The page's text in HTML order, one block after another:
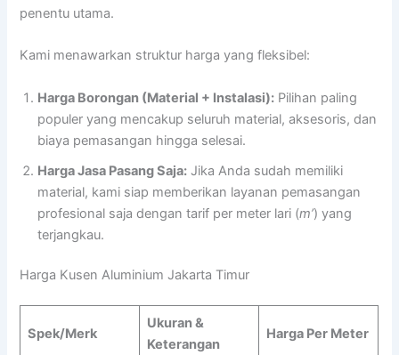
penentu utama.
Kami menawarkan struktur harga yang fleksibel:
Harga Borongan (Material + Instalasi): Pilihan paling
populer yang mencakup seluruh material, aksesoris, dan
biaya pemasangan hingga selesai.
Harga Jasa Pasang Saja: Jika Anda sudah memiliki
material, kami siap memberikan layanan pemasangan
profesional saja dengan tarif per meter lari (m’) yang
terjangkau.
Harga Kusen Aluminium Jakarta Timur
Spek/Merk
Ukuran &
Keterangan
Harga Per Meter